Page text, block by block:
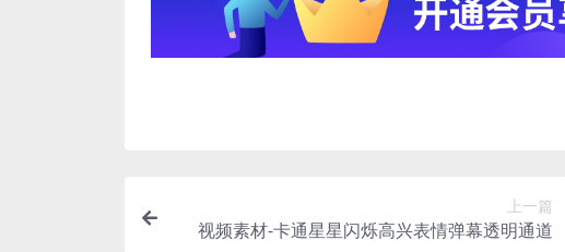
上一篇
视频素材-卡通星星闪烁高兴表情弹幕透明通道